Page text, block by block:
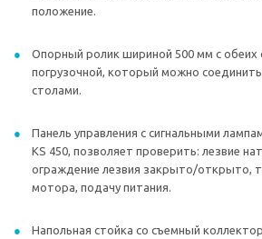
положение.
Опорный ролик шириной 500 мм с обеих
погрузочной, который можно
столами.
Панель управления с сигнальными
KS 450, позволяет проверить: лезвие
ограждение лезвия закрыто/открыто,
мотора, подачу питания.
Напольная стойка со съемный